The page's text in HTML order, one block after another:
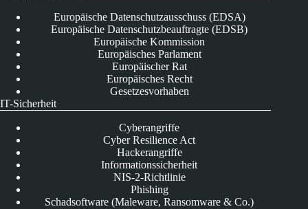
Europäische Datenschutzausschuss (EDSA)
Europäische Datenschutzbeauftragte (EDSB)
Europäische Kommission
Europäisches Parlament
Europäischer Rat
Europäisches Recht
Gesetzesvorhaben
IT-Sicherheit
Cyberangriffe
Cyber Resilience Act
Hackerangriffe
Informationssicherheit
NIS-2-Richtlinie
Phishing
Schadsoftware (Maleware, Ransomware & Co.)